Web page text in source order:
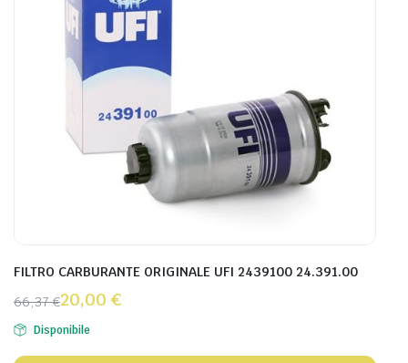
FILTRO CARBURANTE ORIGINALE UFI 2439100 24.391.00
66,37€20,00 €
Disponibile